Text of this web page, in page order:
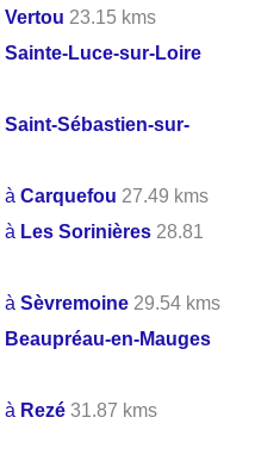
Vertou 23.15 kms
Sainte-Luce-sur-Loire
Saint-Sébastien-sur-
àCarquefou 27.49 kms
à Les Sorinières 28.81
àSèvremoine 29.54 kms
Beaupréau-en-Mauges
à Rezé 31.87 kms